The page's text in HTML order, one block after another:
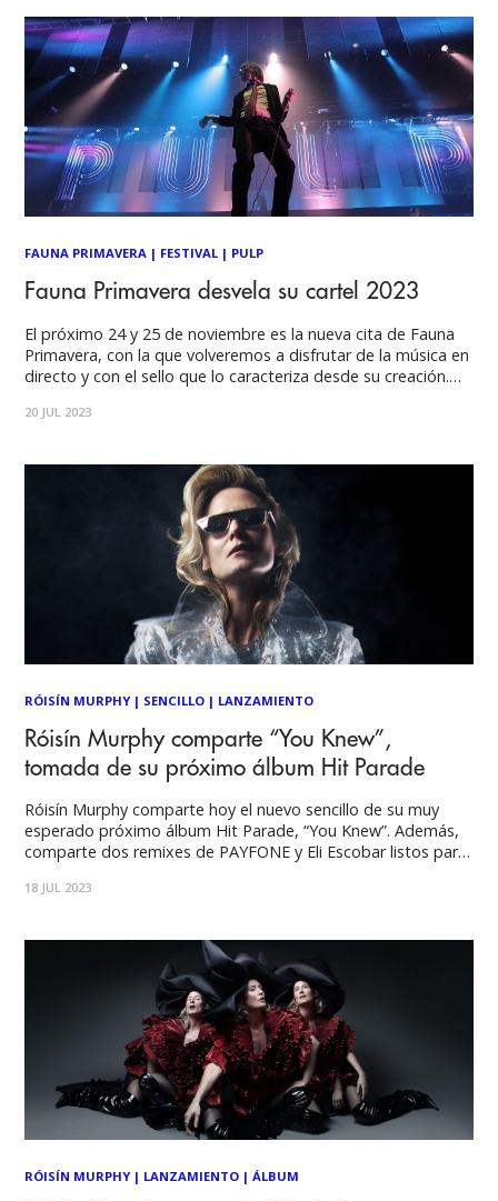
FAUNA PRIMAVERA | FESTIVAL | PULP
Fauna Primavera desvela su cartel 2023
El próximo 24 y 25 de noviembre es la nueva cita de Fauna
Primavera, con la que volveremos a disfrutar de la música en
directo y con el sello que lo caracteriza desde su creación.
actos de vanguardia, clásicos y de
20 JUL 2023
RÓISÍN MURPHY| SENCILLO | LANZAMIENTO
Róisín Murphy comparte “You Knew”,
tomada de su próximo álbum Hit Parade
Róisín Murphy comparte hoy el nuevo sencillo de su muy
esperado próximo álbum Hit Parade, “You Knew”. Además,
comparte dos remixes de PAYFONE y Eli Escobar listos para
Boiler Room set el 19 de julio, filmado en París
18 JUL 2023
RÓISÍN MURPHY| LANZAMIENTO |ÁLBUM